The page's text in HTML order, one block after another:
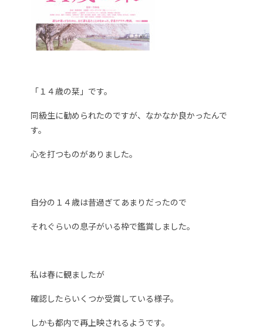
「１４歳の栞」です。
同級生に勧められたのですが、なかなか良かったんで
す。
心を打つものがありました。
自分の１４歳は昔過ぎてあまりだったので
それぐらいの息子がいる枠で鑑賞しました。
私は春に観ましたが
確認したらいくつか受賞している様子。
しかも都内で再上映されるようです。